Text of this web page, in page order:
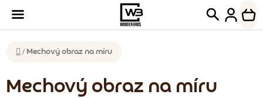
obsah
Hledat
Domů
/ Mechový obraz na míru
Mechový obraz na míru